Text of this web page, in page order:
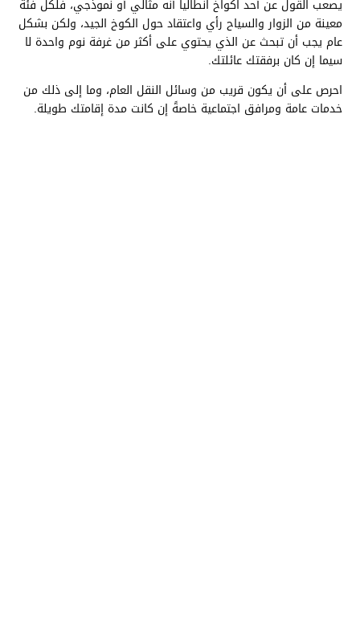
يصعب القول عن أحد اكواخ انطاليا أنه مثالي أو نموذجي، فلكل فئة
معينة من الزوار والسياح رأي واعتقاد حول الكوخ الجيد، ولكن بشكل
عام يجب أن تبحث عن الذي يحتوي على أكثر من غرفة نوم واحدة لا
سيما إن كان برفقتك عائلتك.
احرص على أن يكون قريب من وسائل النقل العام، وما إلى ذلك من
خدمات عامة ومرافق اجتماعية خاصةً إن كانت مدة إقامتك طويلة.